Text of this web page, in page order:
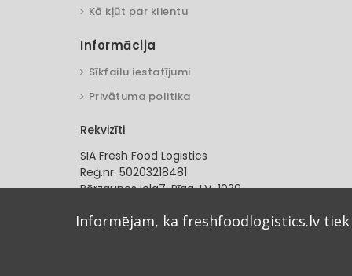
Kā kļūt par klientu
Informācija
Sīkfailu iestatījumi
Privātuma politika
Rekvizīti
SIA Fresh Food Logistics
Reģ.nr. 50203218481
Bērzaunes iela7, Rīga. LV-1039
LV54UNLA0055001235489
Informējam, ka freshfoodlogistics.lv